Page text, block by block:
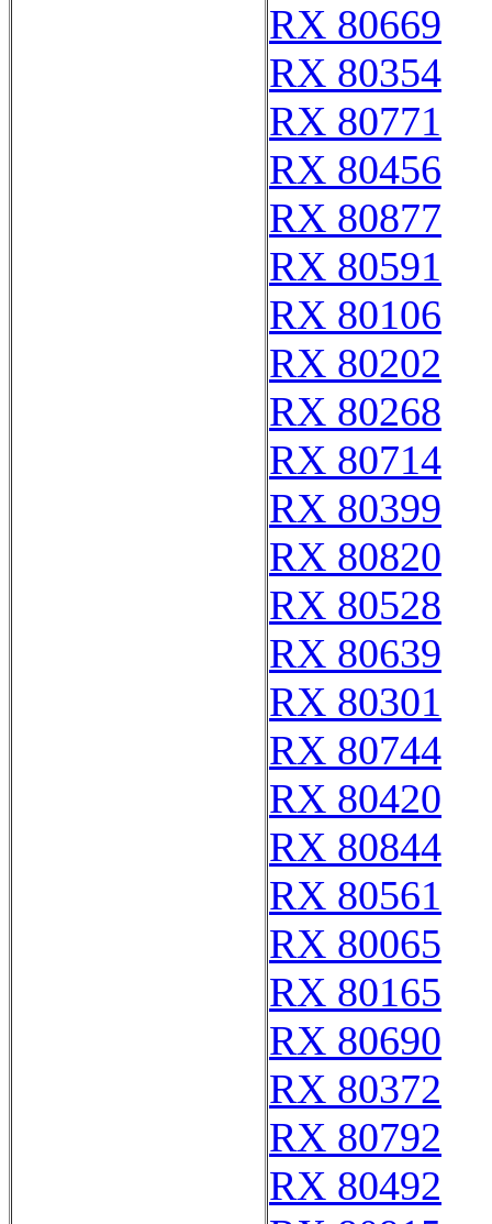
RX 80669
RX 80354
RX 80771
RX 80456
RX 80877
RX 80591
RX 80106
RX 80202
RX 80268
RX 80714
RX 80399
RX 80820
RX 80528
RX 80639
RX 80301
RX 80744
RX 80420
RX 80844
RX 80561
RX 80065
RX 80165
RX 80690
RX 80372
RX 80792
RX 80492